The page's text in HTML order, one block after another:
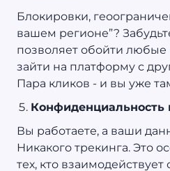
Блокировки,
вашем регионе”?
позволяет обойти любые
зайти на платформу с
Пара кликов - и вы уже
Конфиденциальность
Вы работаете, а ваши
Никакого трекинга. Это
тех, кто